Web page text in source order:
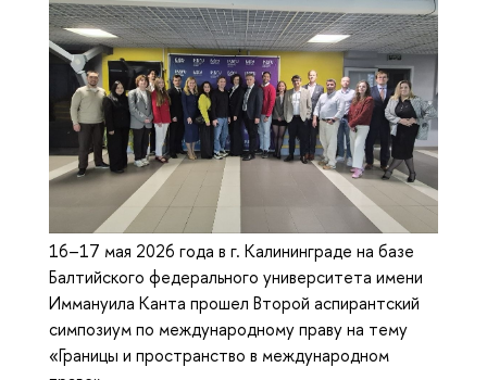
16–17 мая 2026 года в г. Калининграде на базе
Балтийского федерального университета имени
Иммануила Канта прошел Второй аспирантский
симпозиум по международному праву на тему
«Границы и пространство в международном